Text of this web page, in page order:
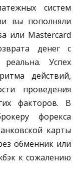
систем
вы пополняли
или Mastercard
денег с
Успех
действий,
проведения
факторов. В
форекса
карты
обменник или
к сожалению